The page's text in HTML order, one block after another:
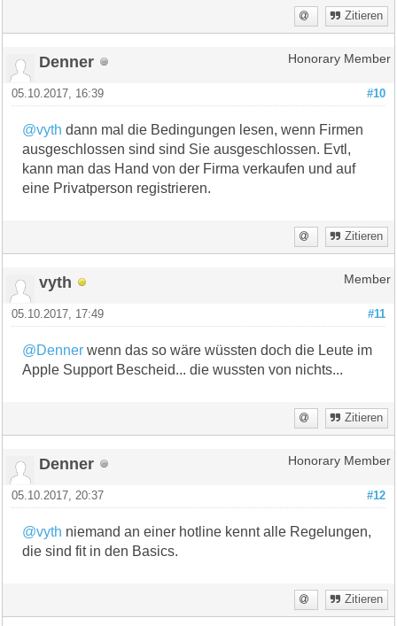
Zitieren
Denner Honorary Member
#10
05.10.2017, 16:39
@vyth dann mal die Bedingungen lesen, wenn Firmen
ausgeschlossen sind sind Sie ausgeschlossen. Evtl,
kann man das Hand von der Firma verkaufen und auf
eine Privatperson registrieren.
Zitieren
vyth Member
#11
05.10.2017, 17:49
@Denner wenn das so wäre wüssten doch die Leute im
Apple Support Bescheid... die wussten von nichts...
Zitieren
Denner Honorary Member
#12
05.10.2017, 20:37
@vyth niemand an einer hotline kennt alle Regelungen,
die sind fit in den Basics.
Zitieren